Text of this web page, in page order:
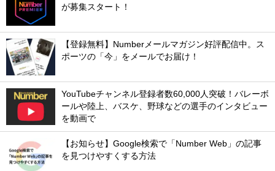
が募集スタート！
【登録無料】Numberメールマガジン好評配信中。ス
ポーツの「今」をメールでお届け！
YouTubeチャンネル登録者数60,000人突破！バレーボ
ールや陸上、バスケ、野球などの選手のインタビュー
を動画で
【お知らせ】Google検索で「Number Web」の記事
を見つけやすくする方法